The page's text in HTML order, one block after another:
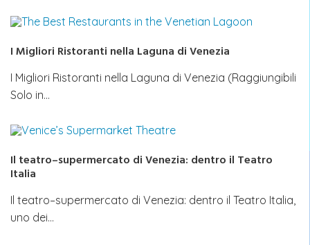
I Migliori Ristoranti nella Laguna di Venezia
I Migliori Ristoranti nella Laguna di Venezia (Raggiungibili
Solo in…
Il teatro–supermercato di Venezia: dentro il Teatro
Italia
Il teatro–supermercato di Venezia: dentro il Teatro Italia,
uno dei…